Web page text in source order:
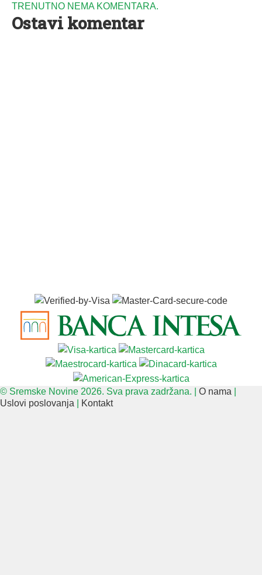
TRENUTNO NEMA KOMENTARA.
Ostavi komentar
© Sremske Novine 2026. Sva prava zadržana. | O nama
Uslovi poslovanja
Kontakt